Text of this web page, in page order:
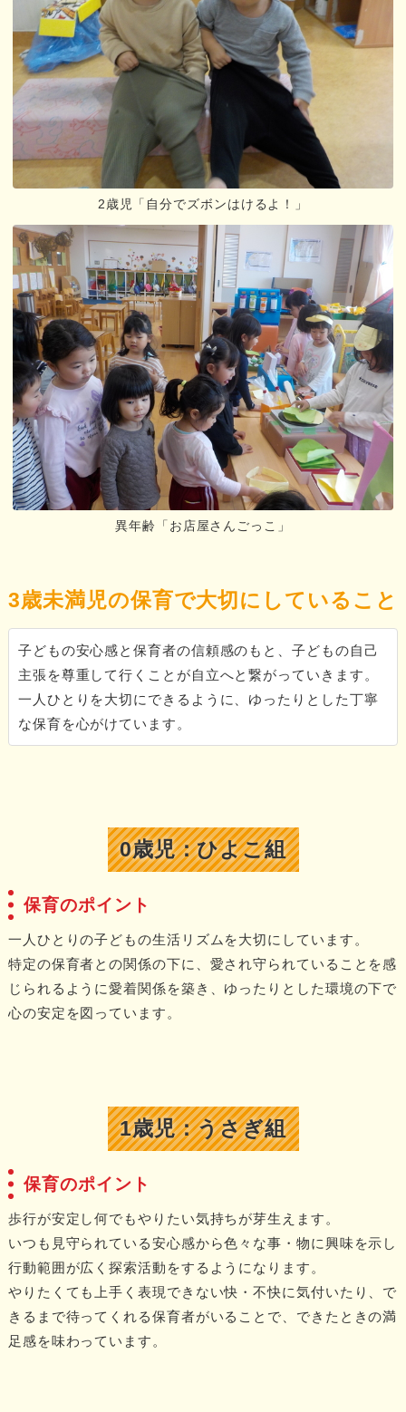
2歳児「自分でズボンはけるよ！」
異年齢「お店屋さんごっこ」
3歳未満児の保育で大切にしていること
子どもの安心感と保育者の信頼感のもと、子どもの自己
主張を尊重して行くことが自立へと繋がっていきます。
一人ひとりを大切にできるように、ゆったりとした丁寧
な保育を心がけています。
0歳児：ひよこ組
保育のポイント
一人ひとりの子どもの生活リズムを大切にしています。
特定の保育者との関係の下に、愛され守られていることを感
じられるように愛着関係を築き、ゆったりとした環境の下で
心の安定を図っています。
1歳児：うさぎ組
保育のポイント
歩行が安定し何でもやりたい気持ちが芽生えます。
いつも見守られている安心感から色々な事・物に興味を示し
行動範囲が広く探索活動をするようになります。
やりたくても上手く表現できない快・不快に気付いたり、で
きるまで待ってくれる保育者がいることで、できたときの満
足感を味わっています。